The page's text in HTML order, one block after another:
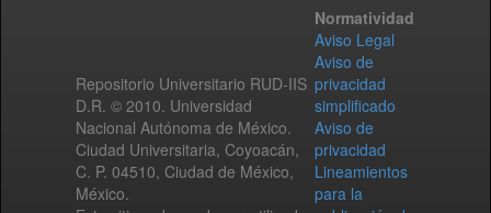
Repositorio Universitario RUD-IIS
D.R. © 2010. Universidad
Nacional Autónoma de México.
Ciudad Universitaria, Coyoacán,
C. P. 04510, Ciudad de México,
México.
Normatividad
Aviso Legal
Aviso de
privacidad
simplificado
Aviso de
privacidad
Lineamientos
para la